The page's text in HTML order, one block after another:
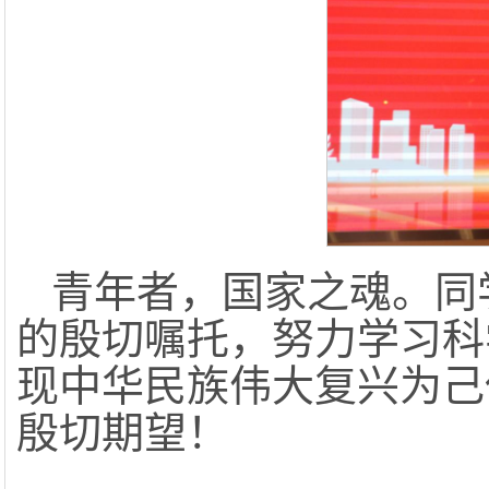
青年者，国家之魂。
的殷切嘱托，努力学习
现中华民族伟大复兴为
殷切期望！